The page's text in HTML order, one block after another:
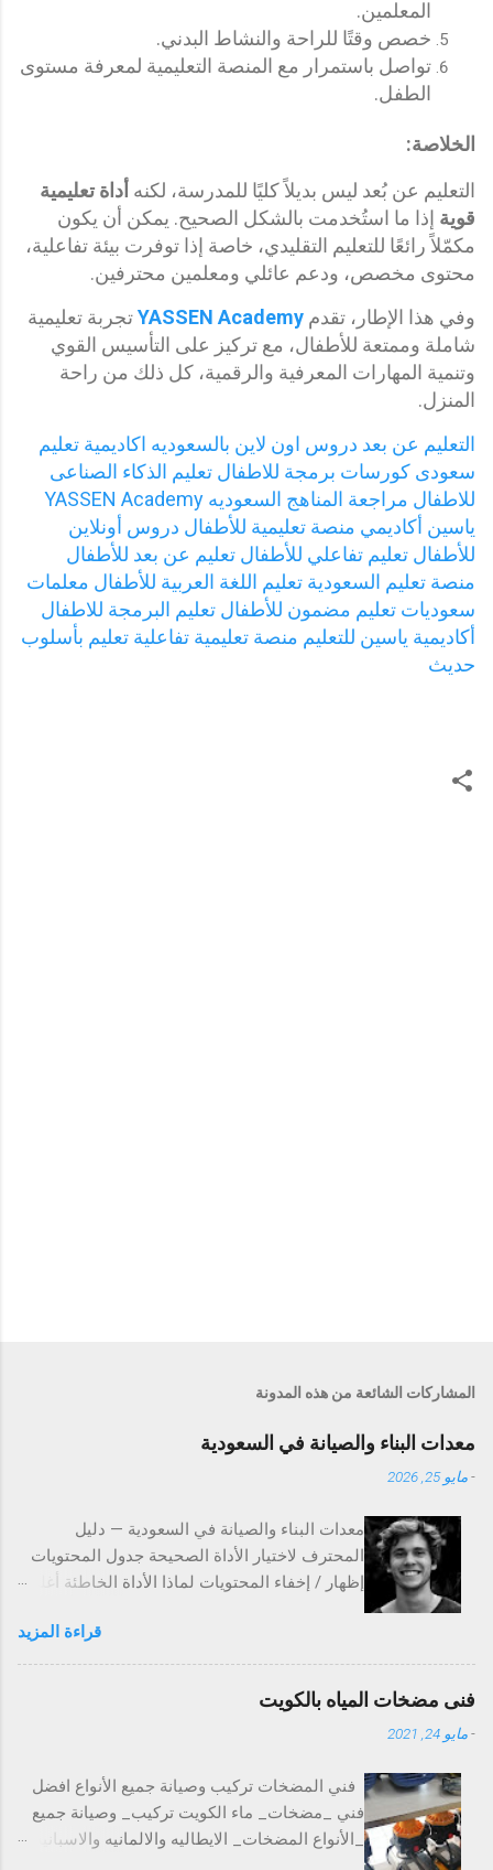
المعلمين.
خصص وقتًا للراحة والنشاط البدني.
تواصل باستمرار مع المنصة التعليمية لمعرفة مستوى
الطفل.
الخلاصة:
التعليم عن بُعد ليس بديلاً كليًا للمدرسة، لكنه أداة تعليمية
قوية إذا ما استُخدمت بالشكل الصحيح. يمكن أن يكون
مكمّلاً رائعًا للتعليم التقليدي، خاصة إذا توفرت بيئة تفاعلية،
محتوى مخصص، ودعم عائلي ومعلمين محترفين.
وفي هذا الإطار، تقدم YASSEN Academyتجربة تعليمية
شاملة وممتعة للأطفال، مع تركيز على التأسيس القوي
وتنمية المهارات المعرفية والرقمية، كل ذلك من راحة
المنزل.
التعليم عن بعد دروس اون لاين بالسعوديه اكاديمية تعليم
سعودى كورسات برمجة للاطفال تعليم الذكاء الصناعى
للاطفال مراجعة المناهج السعوديه YASSEN Academy
ياسين أكاديمي منصة تعليمية للأطفال دروس أونلاين
للأطفال تعليم تفاعلي للأطفال تعليم عن بعد للأطفال
منصة تعليم السعودية تعليم اللغة العربية للأطفال معلمات
سعوديات تعليم مضمون للأطفال تعليم البرمجة للاطفال
أكاديمية ياسين للتعليم منصة تعليمية تفاعلية تعليم بأسلوب
حديث
المشاركات الشائعة من هذه المدونة
معدات البناء والصيانة في السعودية
-مايو 25, 2026
معدات البناء والصيانة في السعودية — دليل
المحترف لاختيار الأداة الصحيحة جدول المحتويات
إظهار / إخفاء المحتويات لماذا الأداة الخاطئة أغلى
فيه؟ دليل الأقسام — كل قسم ولمن هو الأدوات
الكهربائية العدد اليدوية المولدات ومحركات البنزين
أدوات السلامة والحماية العدد والأجهزة الدقيقة
أدوات العناية بالمركبة معدات الرفع والتحميل
الانتهاء. الموعد محدد. والأداة التي اشتريتها منذ
شهرين توقفت اليوم. هذا المشهد يعرفه كل من
عمل في مواقع البناء أو الصيانة الصناعية. الأداة
قراءة المزيد
فنى مضخات المياه بالكويت
-مايو 24, 2021
فني المضخات تركيب وصيانة جميع الأنواع افضل
فني _مضخات_ ماء الكويت تركيب_ وصيانة جميع
_الأنواع المضخات_ الايطاليه والالمانيه والاسبانيه